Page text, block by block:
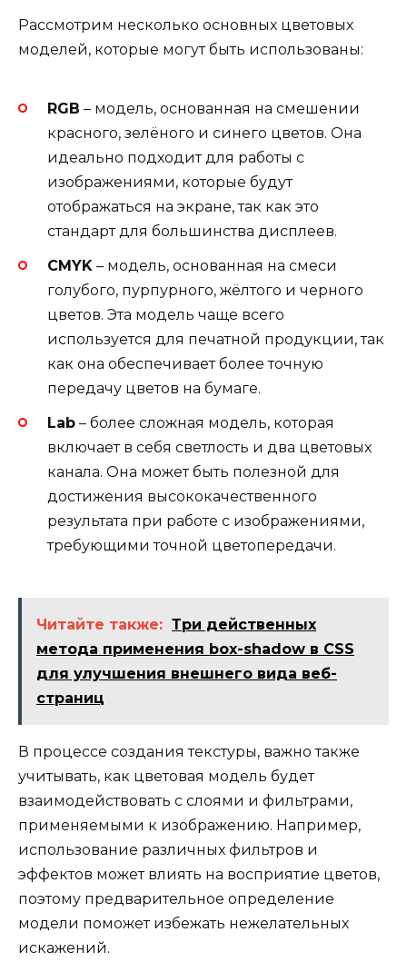
Рассмотрим несколько основных цветовых
моделей, которые могут быть использованы:
RGB – модель, основанная на смешении
красного, зелёного и синего цветов. Она
идеально подходит для работы с
изображениями, которые будут
отображаться на экране, так как это
стандарт для большинства дисплеев.
CMYK – модель, основанная на смеси
голубого, пурпурного, жёлтого и черного
цветов. Эта модель чаще всего
используется для печатной продукции, так
как она обеспечивает более точную
передачу цветов на бумаге.
Lab – более сложная модель, которая
включает в себя светлость и два цветовых
канала. Она может быть полезной для
достижения высококачественного
результата при работе с изображениями,
требующими точной цветопередачи.
Читайте также: Три действенных
метода применения box-shadow в CSS
для улучшения внешнего вида веб-
страниц
В процессе создания текстуры, важно также
учитывать, как цветовая модель будет
взаимодействовать с слоями и фильтрами,
применяемыми к изображению. Например,
использование различных фильтров и
эффектов может влиять на восприятие цветов,
поэтому предварительное определение
модели поможет избежать нежелательных
искажений.